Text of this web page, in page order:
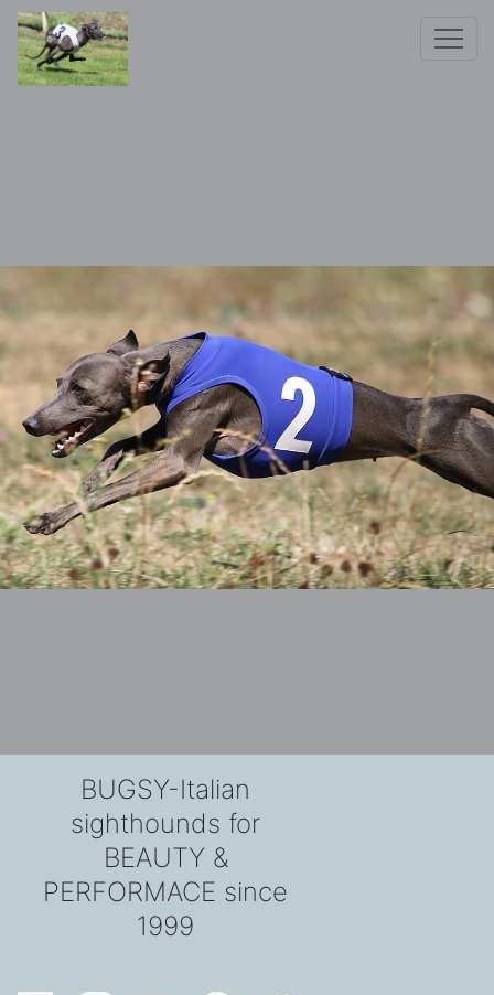
BUGSY-Italian
sighthounds for
BEAUTY &
PERFORMACE since
1999